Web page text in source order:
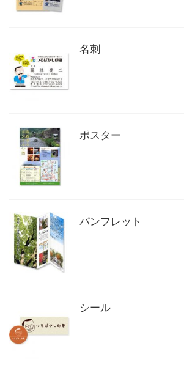
名刺
ポスター
パンフレット
シール